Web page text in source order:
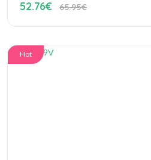
52.76€ 65.95€
Hot